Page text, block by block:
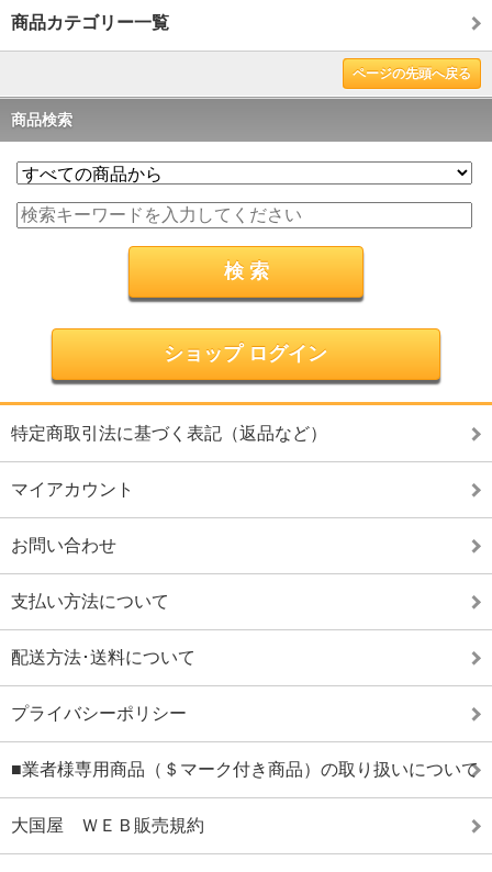
商品カテゴリー一覧
ページの先頭へ戻る
商品検索
ショップ ログイン
特定商取引法に基づく表記（返品など）
マイアカウント
お問い合わせ
支払い方法について
配送方法･送料について
プライバシーポリシー
■業者様専用商品（＄マーク付き商品）の取り扱いについて
大国屋 ＷＥＢ販売規約